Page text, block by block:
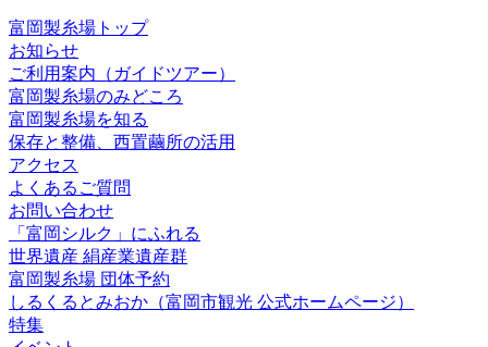
富岡製糸場トップ
お知らせ
ご利用案内（ガイドツアー）
富岡製糸場のみどころ
富岡製糸場を知る
保存と整備、西置繭所の活用
アクセス
よくあるご質問
お問い合わせ
「富岡シルク」にふれる
世界遺産 絹産業遺産群
富岡製糸場 団体予約
しるくるとみおか （富岡市観光 公式ホームページ）
特集